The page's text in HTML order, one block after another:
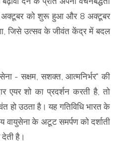
अक्टूबर को शुरू हुआ और 8 अक्टूबर
जिसे उत्सव के जीवंत केंद्र में बदल
- सक्षम, सशक्त, आत्मनिर्भर" की
एयर शो का प्रदर्शन करती है, तो
हो उठता है। यह गतिविधि भारत के
वायुसेना के अटूट समर्पण को दर्शाती
देती है।